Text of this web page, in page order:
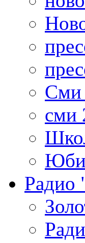
Сми
сми
Радио